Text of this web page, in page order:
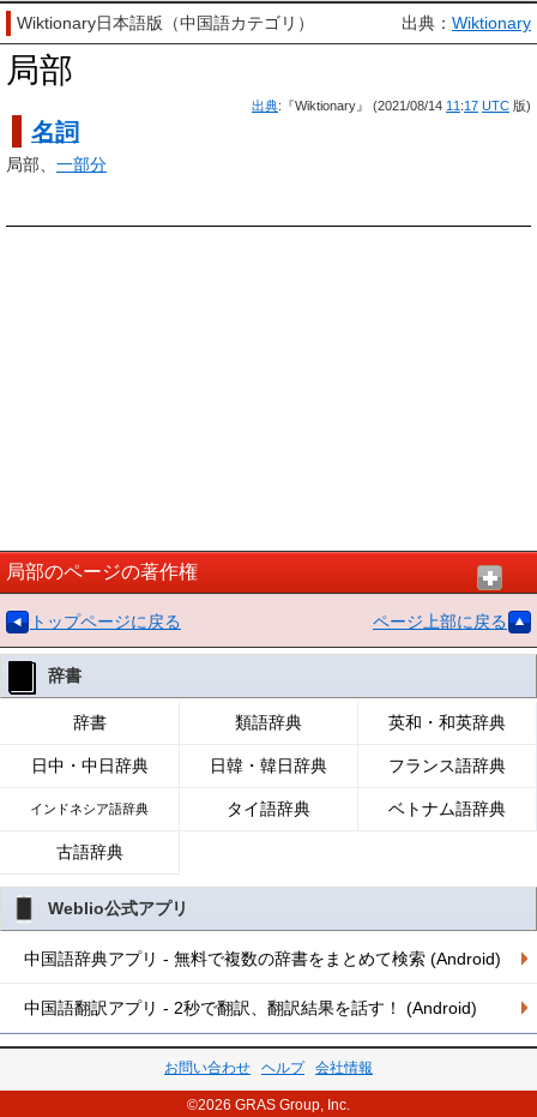
Wiktionary日本語版（中国語カテゴリ） 出典： Wiktionary
局部
出典:『Wiktionary』 (2021/08/14 11 :17 UTC 版)
名詞
局部、 一部分
局部のページの著作権
トップページに戻る ページ上部に戻る
辞書
辞書 類語辞典 英和・和英辞典
日中・中日辞典 日韓・韓日辞典 フランス語辞典
インドネシア語辞典 タイ語辞典 ベトナム語辞典
古語辞典
Weblio公式アプリ
中国語辞典アプリ - 無料で複数の辞書をまとめて検索 (Android)
中国語翻訳アプリ - 2秒で翻訳、翻訳結果を話す！ (Android)
お問い合わせ ヘルプ 会社情報
©2026 GRAS Group, Inc.